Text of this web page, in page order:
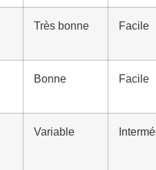
Très bonne Facile
Bonne Facile
Variable